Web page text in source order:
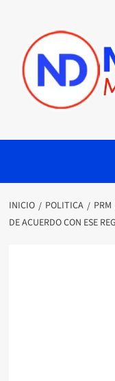
INICIO POLITICA PRM
DE ACUERDO CON ESE